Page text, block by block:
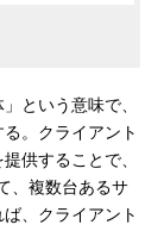
という意味で、
。クライアント
供することで、
、複数台あるサ
、クライアント